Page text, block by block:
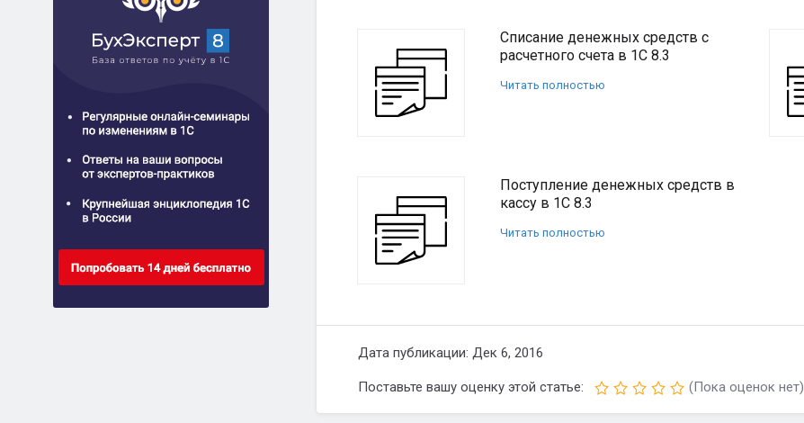
Списание денежных средств с
расчетного счета в 1С 8.3
Читать полностью
Поступление денежных средств в
кассу в 1С 8.3
Читать полностью
Дата публикации: Дек 6, 2016
Поставьте вашу оценку этой статье: (Пока оценок нет)